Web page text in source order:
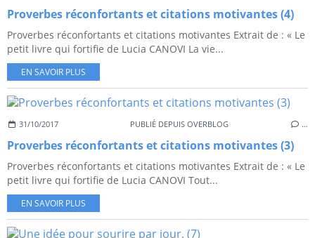
Proverbes réconfortants et citations motivantes (4)
Proverbes réconfortants et citations motivantes Extrait de : « Le
petit livre qui fortifie de Lucia CANOVI La vie...
EN SAVOIR PLUS
31/10/2017 PUBLIÉ DEPUIS OVERBLOG …
Proverbes réconfortants et citations motivantes (3)
Proverbes réconfortants et citations motivantes Extrait de : « Le
petit livre qui fortifie de Lucia CANOVI Tout...
EN SAVOIR PLUS